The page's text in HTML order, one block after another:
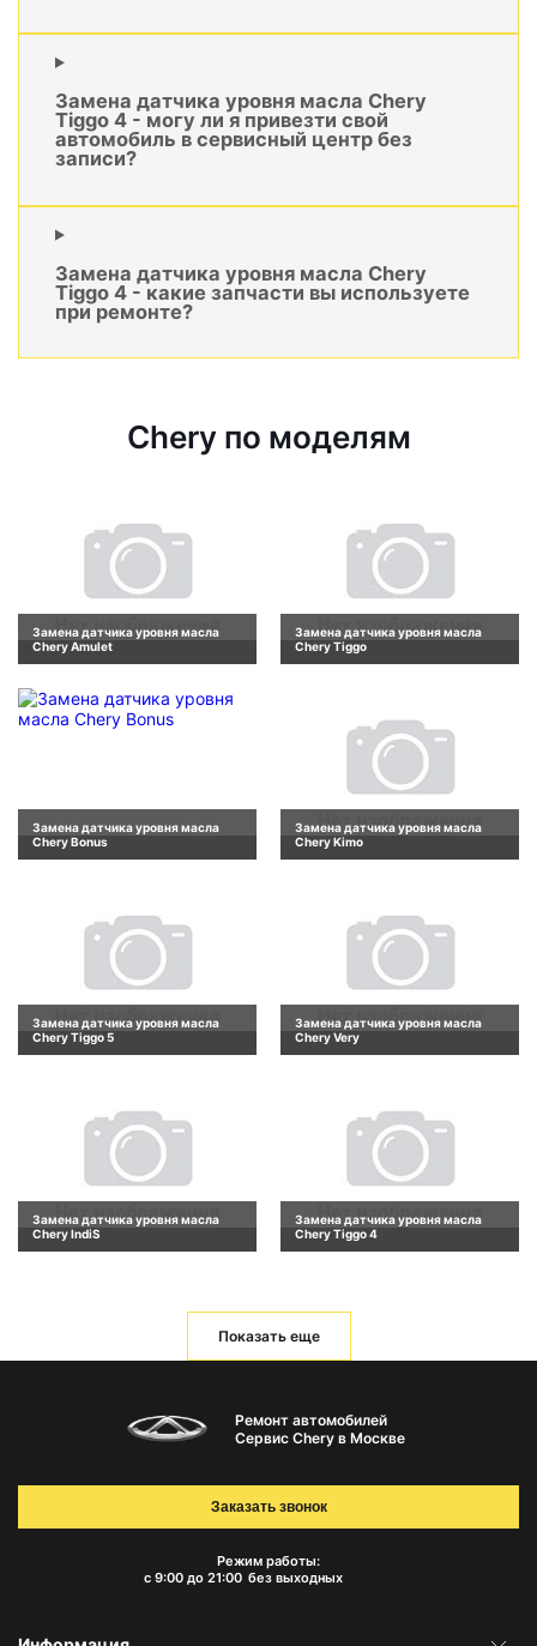
Замена датчика уровня масла Chery
Tiggo 4 - могу ли я привезти свой
автомобиль в сервисный центр без
записи?
Замена датчика уровня масла Chery
Tiggo 4 - какие запчасти вы используете
при ремонте?
Chery по моделям
Замена датчика уровня масла
Chery Amulet
Замена датчика уровня масла
Chery Tiggo
Замена датчика уровня масла
Chery Bonus
Замена датчика уровня масла
Chery Kimo
Замена датчика уровня масла
Chery Tiggo 5
Замена датчика уровня масла
Chery Very
Замена датчика уровня масла
Chery IndiS
Замена датчика уровня масла
Chery Tiggo 4
Показать еще
Ремонт автомобилей
Сервис Chery в Москве
Режим работы:
с 9:00 до 21:00 без выходных
Заказать звонок